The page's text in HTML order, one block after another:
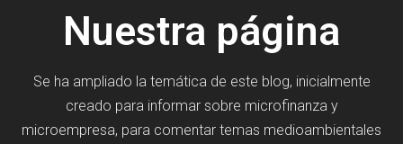
Nuestra página
Se ha ampliado la temática de este blog, inicialmente
creado para informar sobre microfinanza y
microempresa, para comentar temas medioambientales